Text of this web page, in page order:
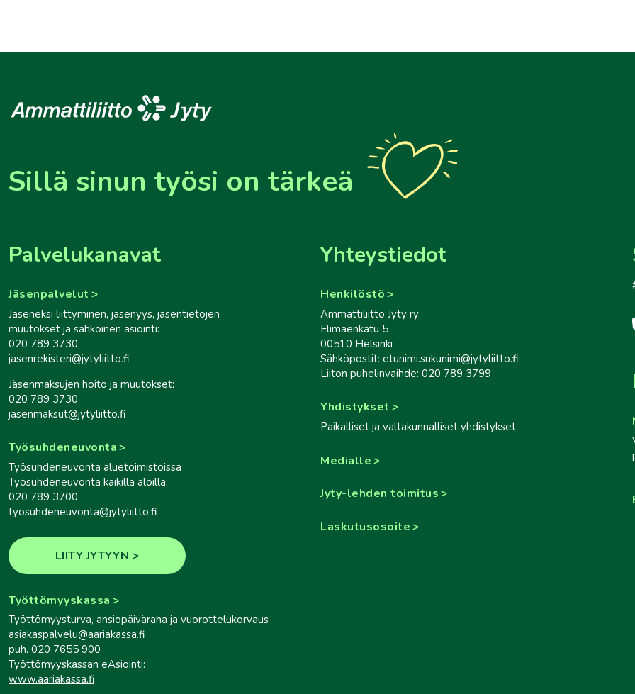
Sillä sinun työsi on tärkeä
Palvelukanavat
Jäsenpalvelut
Jäseneksi liittyminen, jäsenyys, jäsentietojen
muutokset ja sähköinen asiointi:
020 789 3730
jasenrekisteri@jytyliitto.fi
Jäsenmaksujen hoito ja muutokset:
020 789 3730
jasenmaksut@jytyliitto.fi
Työsuhdeneuvonta
Työsuhdeneuvonta aluetoimistoissa
Työsuhdeneuvonta kaikilla aloilla:
020 789 3700
tyosuhdeneuvonta@jytyliitto.fi
LIITY JYTYYN
Työttömyyskassa
Työttömyysturva, ansiopäiväraha ja vuorottelukorvaus
asiakaspalvelu@aariakassa.fi
puh. 020 7655 900
Työttömyyskassan eAsiointi:
www.aariakassa.fi
Yhteystiedot
Henkilöstö
Ammattiliitto Jyty ry
Elimäenkatu 5
00510 Helsinki
Sähköpostit: etunimi.sukunimi@jytyliitto.fi
Liiton puhelinvaihde: 020 789 3799
Yhdistykset
Paikalliset ja valtakunnalliset yhdistykset
Medialle
Jyty-lehden toimitus
Laskutusosoite